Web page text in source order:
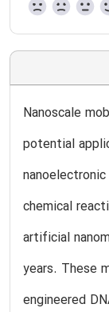
Nanoscale
potential
chemical
artificial
years. These
engineered